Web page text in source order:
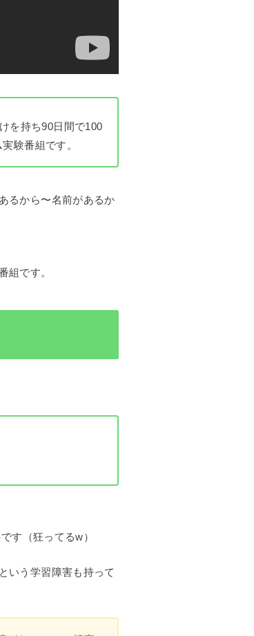
を持ち90日間で100
験番組です。
るから〜名前があるか
組です。
す（狂ってるw）
いう学習障害も持って